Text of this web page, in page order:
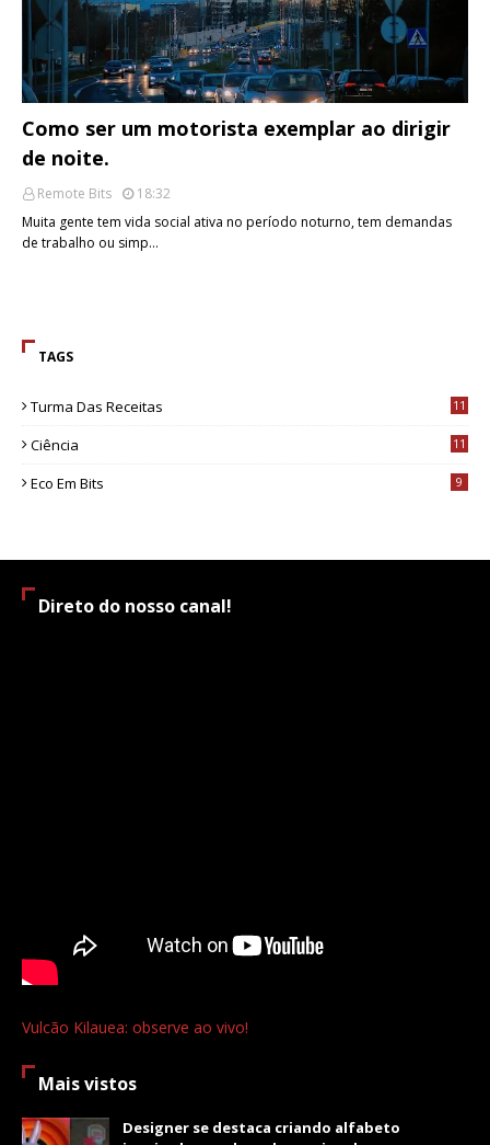
Como ser um motorista exemplar ao dirigir
de noite.
Remote Bits
18:32
Muita gente tem vida social ativa no período noturno, tem demandas
de trabalho ou simp…
TAGS
Turma Das Receitas 11
Ciência 11
Eco Em Bits 9
Direto do nosso canal!
Vulcão Kilauea: observe ao vivo!
Mais vistos
Designer se destaca criando alfabeto